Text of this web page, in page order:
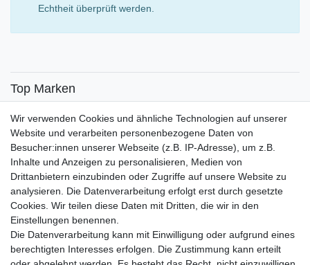
Echtheit überprüft werden.
Top Marken
Top Themen
Adventskalender
Service
Versandinfos
FAQ
Ersatzteile
Registrieren
Wir versenden mit
Wir verwenden Cookies und ähnliche Technologien auf unserer
Website und verarbeiten personenbezogene Daten von
Besucher:innen unserer Webseite (z.B. IP-Adresse), um z.B.
Inhalte und Anzeigen zu personalisieren, Medien von
Drittanbietern einzubinden oder Zugriffe auf unsere Website zu
analysieren. Die Datenverarbeitung erfolgt erst durch gesetzte
Cookies. Wir teilen diese Daten mit Dritten, die wir in den
Einstellungen benennen.
Die Datenverarbeitung kann mit Einwilligung oder aufgrund eines
berechtigten Interesses erfolgen. Die Zustimmung kann erteilt